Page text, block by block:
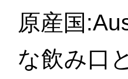
原産国
な飲み口